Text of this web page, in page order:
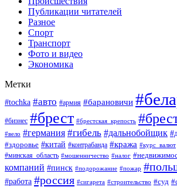
Публикации читателей
Разное
Спорт
Транспорт
Фото и видео
Экономика
Метки
#tochka #авто #армия #барановичи
#бизнес #брест #брестская_крепость
#вело #германия #гибель #дальнобойщик
#здоровье #китай #контрабанда #кража #курс_валют
#минская_область #мошенничество #налог
компаний #пинск #подорожание #пожар
#работа #россия #сигарета #строительство #суд